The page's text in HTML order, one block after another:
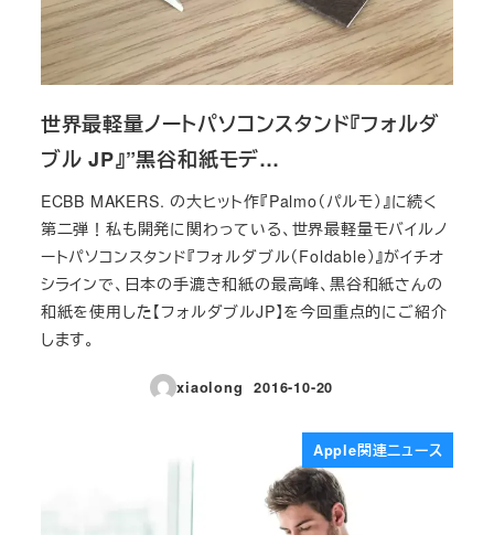
世界最軽量ノートパソコンスタンド『フォルダ
ブル JP』”黒谷和紙モデ…
ECBB MAKERS. の大ヒット作『Palmo（パルモ）』に続く
第二弾！私も開発に関わっている、世界最軽量モバイルノ
ートパソコンスタンド『フォルダブル（Foldable）』がイチオ
シラインで、日本の手漉き和紙の最高峰、黒谷和紙さんの
和紙を使用した【フォルダブルJP】を今回重点的にご紹介
します。
xiaolong
投稿日
2016-10-20
Apple関連ニュース